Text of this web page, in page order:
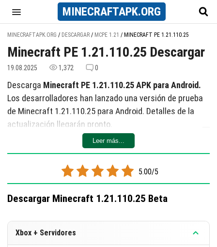
MINECRAFTAPK.ORG
MINECRAFTAPK.ORG / DESCARGAR / MCPE 1.21 / MINECRAFT PE 1.21.110.25
Minecraft PE 1.21.110.25 Descargar
19.08.2025 1,372 0
Descarga Minecraft PE 1.21.110.25 APK para Android.
Los desarrolladores han lanzado una versión de prueba
de Minecraft 1.21.110.25 para Android. Detalles de la
actualización llegarán pronto.
Leer más...
5.00/5
Descargar Minecraft 1.21.110.25 Beta
Xbox + Servidores